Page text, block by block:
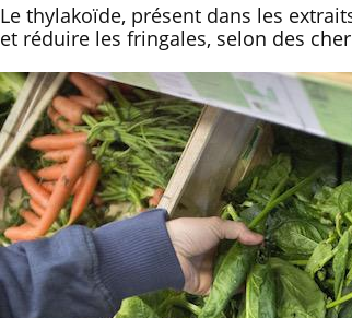
Le thylakoïde, présent dans les
et réduire les fringales, selon des